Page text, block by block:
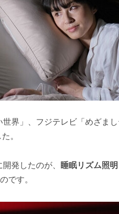
界」、フジテレビ「めざま
。
発したのが、 睡眠リズム照
です。